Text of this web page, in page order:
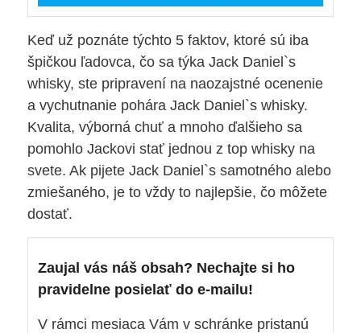
Keď už poznáte týchto 5 faktov, ktoré sú iba
špičkou ľadovca, čo sa týka Jack Daniel`s
whisky, ste pripravení na naozajstné ocenenie
a vychutnanie pohára Jack Daniel`s whisky.
Kvalita, výborná chuť a mnoho ďalšieho sa
pomohlo Jackovi stať jednou z top whisky na
svete. Ak pijete Jack Daniel`s samotného alebo
zmiešaného, je to vždy to najlepšie, čo môžete
dostať.
Zaujal vás náš obsah? Nechajte si ho
pravidelne posielať do e-mailu!
V rámci mesiaca Vám v schránke pristanú